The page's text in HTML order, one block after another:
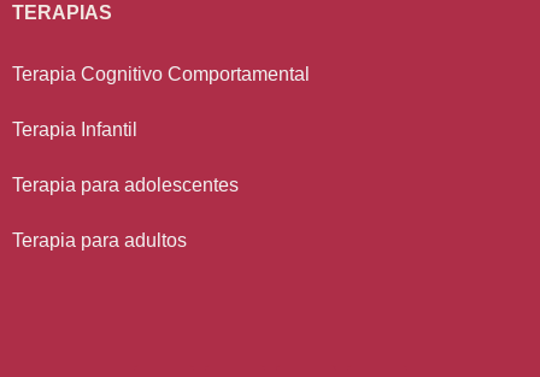
TERAPIAS
Terapia Cognitivo Comportamental
Terapia Infantil
Terapia para adolescentes
Terapia para adultos